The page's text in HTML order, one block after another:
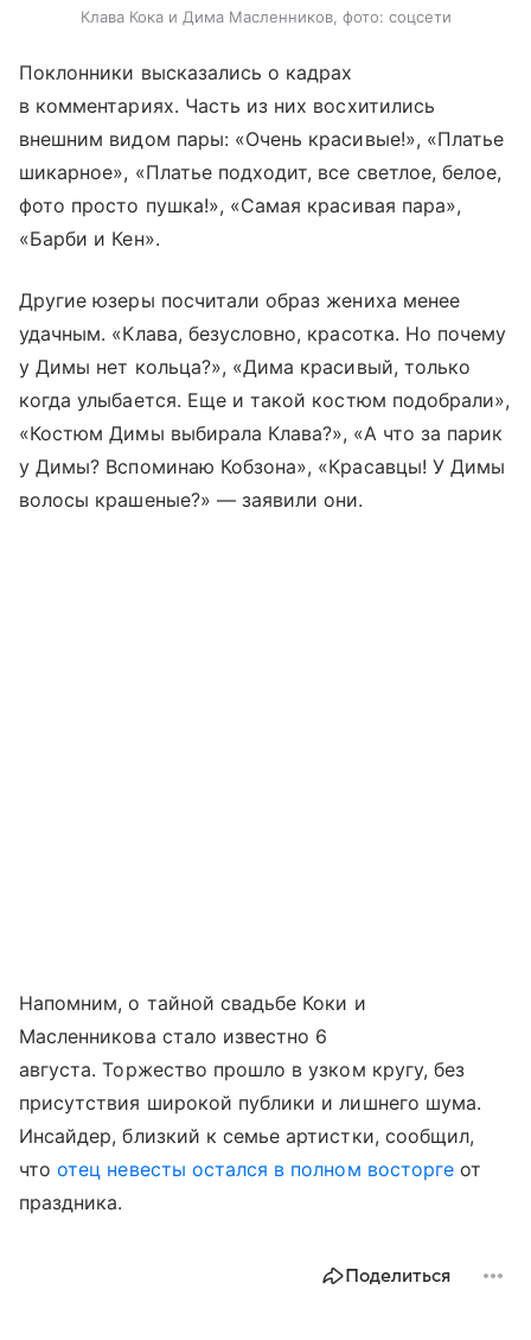
Клава Кока и Дима Масленников, фото: соцсети
Поклонники высказались о кадрах
в комментариях. Часть из них восхитились
внешним видом пары: «Очень красивые!», «Платье
шикарное», «Платье подходит, все светлое, белое,
фото просто пушка!», «Самая красивая пара»,
«Барби и Кен».
Другие юзеры посчитали образ жениха менее
удачным. «Клава, безусловно, красотка. Но почему
у Димы нет кольца?», «Дима красивый, только
когда улыбается. Еще и такой костюм подобрали»,
«Костюм Димы выбирала Клава?», «А что за парик
у Димы? Вспоминаю Кобзона», «Красавцы! У Димы
волосы крашеные?» — заявили они.
Напомним, о тайной свадьбе Коки и
Масленникова стало известно 6
августа. Торжество прошло в узком кругу, без
присутствия широкой публики и лишнего шума.
Инсайдер, близкий к семье артистки, сообщил,
чтоотец невесты остался в полном восторге от
праздника.
Поделиться